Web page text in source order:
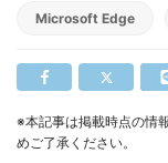
Microsoft Edge
※本記事は掲載時点の情
めご了承ください。